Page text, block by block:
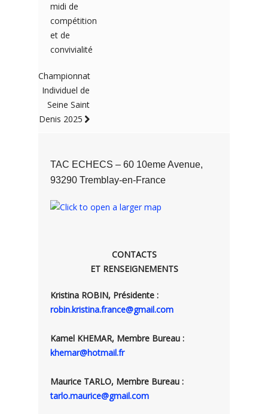
midi de
compétition
et de
convivialité
Championnat
Individuel de
Seine Saint
Denis 2025
TAC ECHECS – 60 10eme Avenue,
93290 Tremblay-en-France
CONTACTS
ET RENSEIGNEMENTS
Kristina ROBIN, Présidente :
robin.kristina.france@gmail.com
Kamel KHEMAR, Membre Bureau :
khemar@hotmail.fr
Maurice TARLO, Membre Bureau :
tarlo.maurice@gmail.com